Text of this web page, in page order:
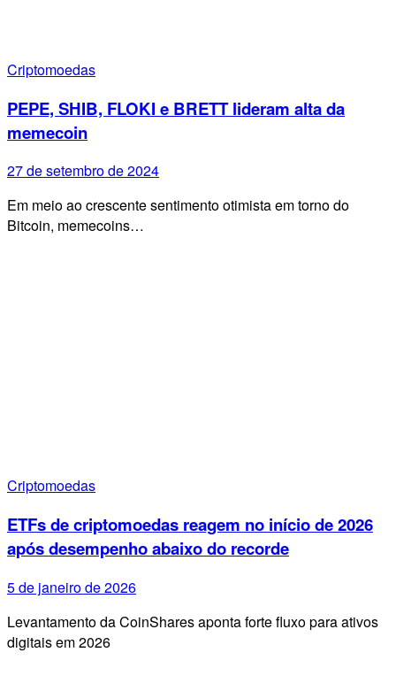
Criptomoedas
PEPE, SHIB, FLOKI e BRETT lideram alta da
memecoin
27 de setembro de 2024
Em meio ao crescente sentimento otimista em torno do
Bitcoin, memecoins…
Criptomoedas
ETFs de criptomoedas reagem no início de 2026
após desempenho abaixo do recorde
5 de janeiro de 2026
Levantamento da CoinShares aponta forte fluxo para ativos
digitais em 2026